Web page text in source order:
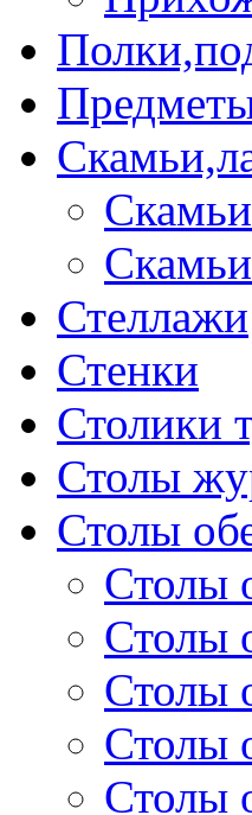
Стеллажи
Стенки
Столики
Столы
Столы
Столы
Столы
Столы
Столы
Столы